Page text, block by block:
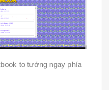
to tướng ngay phía